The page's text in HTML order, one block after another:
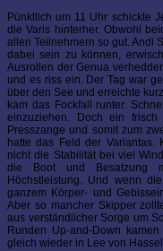
Pünktlich um 11 Uhr schickte
die Varis hinterher. Obwohl
allen Teilnehmern so gut. Andi
dabei sein zu können,
Ausrollen der Genua
und es riss ein. Der Tag war
über den See und erreichte
kam das Fockfall runter.
einzuziehen. Doch ein
Presszange und somit zum
hatte das Feld der Variantas.
nicht die Stabilität bei viel
die Boot und Besatzung
Höchstleistung. Und wenn
ganzem Körper- und
Aber so mancher Skipper
aus verständlicher Sorge um
Runden Up-and-Down
gleich wieder in Lee von